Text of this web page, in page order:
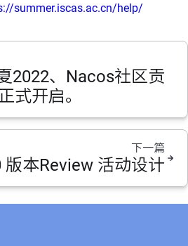
summer.iscas.ac.cn/help/
2022、Nacos社区贡
式开启。
下一篇
版本Review 活动设计